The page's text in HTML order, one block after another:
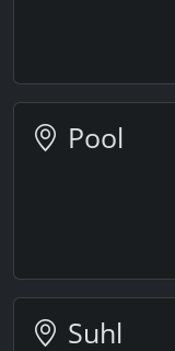
Pool
Suhl